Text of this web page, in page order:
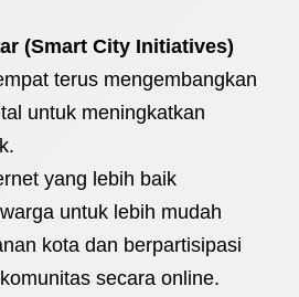
(Smart City Initiatives)
terus mengembangkan
untuk meningkatkan
yang lebih baik
untuk lebih mudah
kota dan berpartisipasi
secara online.